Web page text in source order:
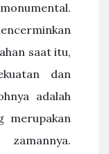
saat itu,
dan
adalah
merupakan